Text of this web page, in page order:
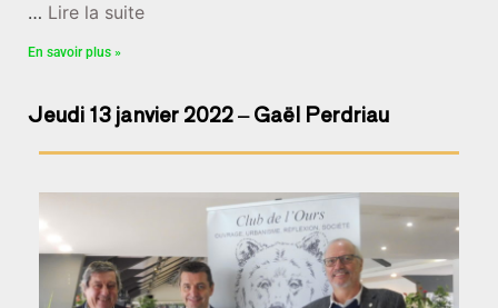
… Lire la suite
En savoir plus »
Jeudi 13 janvier 2022 – Gaël Perdriau